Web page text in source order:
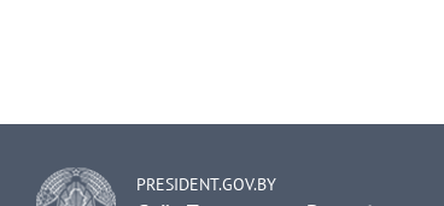
PRESIDENT.GOV.BY